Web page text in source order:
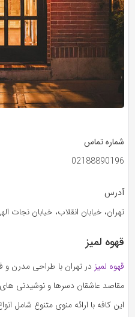
شماره تماس
02188890196
آدرس
تهران، خیابان انقلاب، خیابان نجات‌
قهوه لمیز
قهوه لمیز در تهران با طراحی مدرن
مقاصد عاشقان دسرها و نوشیدنی
این کافه با ارائه منوی متنوع شامل